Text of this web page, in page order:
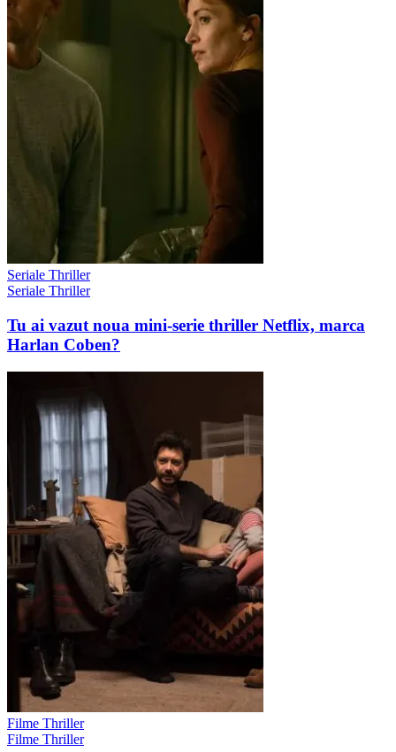
Seriale Thriller
Seriale Thriller
Tu ai vazut noua mini-serie thriller Netflix, marca
Harlan Coben?
Filme Thriller
Filme Thriller